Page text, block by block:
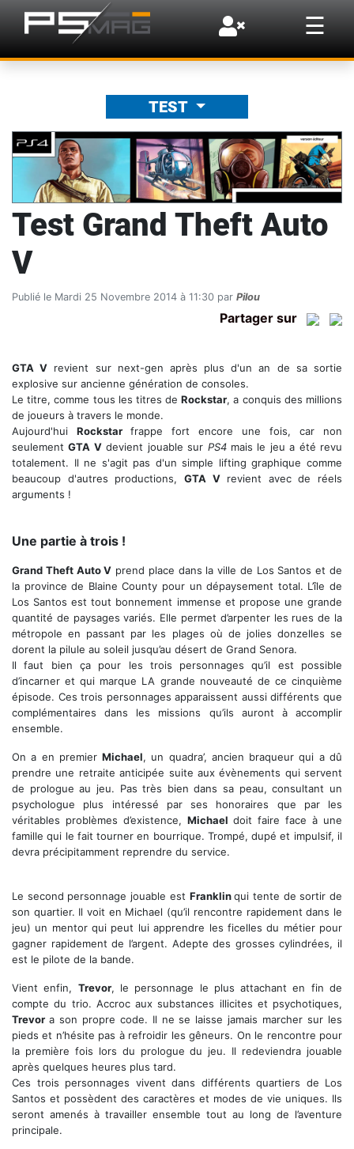
☰
×
TEST
Test Grand Theft Auto
V
Publié le Mardi 25 Novembre 2014 à 11:30 par Pilou
Partager sur
GTA V revient sur next-gen après plus d'un an de sa sortie
explosive sur ancienne génération de consoles.
Le titre, comme tous les titres deRockstar, a conquis des millions
de joueurs à travers le monde.
Aujourd'hui Rockstar frappe fort encore une fois, car non
seulementGTA Vdevient jouable sur PS4 mais le jeu a été revu
totalement. Il ne s'agit pas d'un simple lifting graphique comme
beaucoup d'autres productions, GTA Vrevient avec de réels
arguments !
Une partie à trois !
Grand Theft Auto V prend place dans la ville de Los Santos et de
la province de Blaine County pour un dépaysement total. L’île de
Los Santos est tout bonnement immense et propose une grande
quantité de paysages variés. Elle permet d’arpenter les rues de la
métropole en passant par les plages où de jolies donzelles se
dorent la pilule au soleil jusqu’au désert de Grand Senora.
Il faut bien ça pour les trois personnages qu’il est possible
d’incarner et qui marque LA grande nouveauté de ce cinquième
épisode. Ces trois personnages apparaissent aussi différents que
complémentaires dans les missions qu’ils auront à accomplir
ensemble.
On a en premierMichael, un quadra’, ancien braqueur qui a dû
prendre une retraite anticipée suite aux évènements qui servent
de prologue au jeu. Pas très bien dans sa peau, consultant un
psychologue plus intéressé par ses honoraires que par les
véritables problèmes d’existence, Michael doit faire face à une
famille qui le fait tourner en bourrique. Trompé, dupé et impulsif, il
devra précipitamment reprendre du service.
Le second personnage jouable est Franklinqui tente de sortir de
son quartier. Il voit en Michael (qu’il rencontre rapidement dans le
jeu) un mentor qui peut lui apprendre les ficelles du métier pour
gagner rapidement de l’argent. Adepte des grosses cylindrées, il
est le pilote de la bande.
Vient enfin, Trevor, le personnage le plus attachant en fin de
compte du trio. Accroc aux substances illicites et psychotiques,
Trevor a son propre code. Il ne se laisse jamais marcher sur les
pieds et n’hésite pas à refroidir les gêneurs. On le rencontre pour
la première fois lors du prologue du jeu. Il redeviendra jouable
après quelques heures plus tard.
Ces trois personnages vivent dans différents quartiers de Los
Santos et possèdent des caractères et modes de vie uniques. Ils
seront amenés à travailler ensemble tout au long de l’aventure
principale.